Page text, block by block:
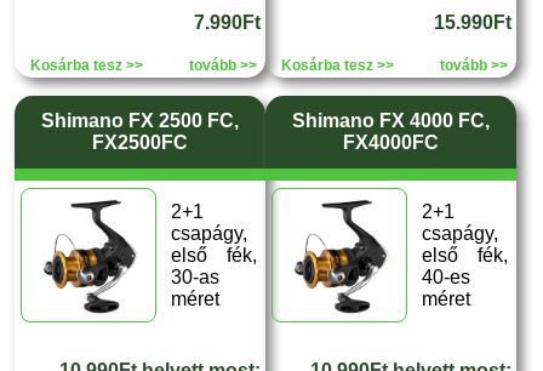
7.990Ft
Kosárba tesz >> tovább >>
15.990Ft
Kosárba tesz >> tovább >>
Shimano FX 2500 FC,
FX2500FC
2+1
csapágy,
első fék,
30-as
méret
Shimano FX 4000 FC,
FX4000FC
2+1
csapágy,
első fék,
40-es
méret